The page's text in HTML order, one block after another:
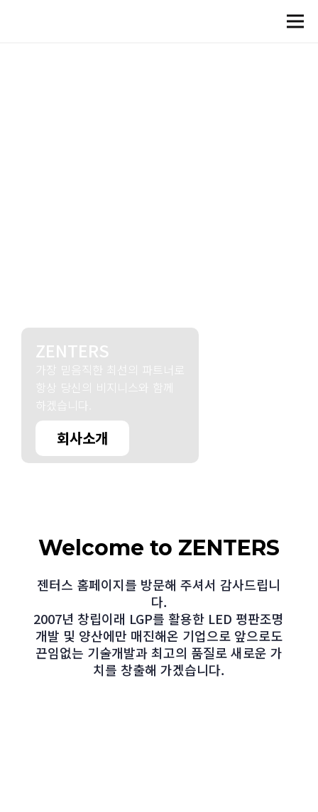
회사소개
ZENTERS
가장 믿음직한 최선의 파트너로
항상 당신의 비지니스와 함께
하겠습니다.
Welcome to ZENTERS
젠터스 홈페이지를 방문해 주셔서 감사드립니
다.
2007년 창립이래 LGP를 활용한 LED 평판조명
개발 및 양산에만 매진해온 기업으로 앞으로도
끈임없는 기술개발과 최고의 품질로 새로운 가
치를 창출해 가겠습니다.